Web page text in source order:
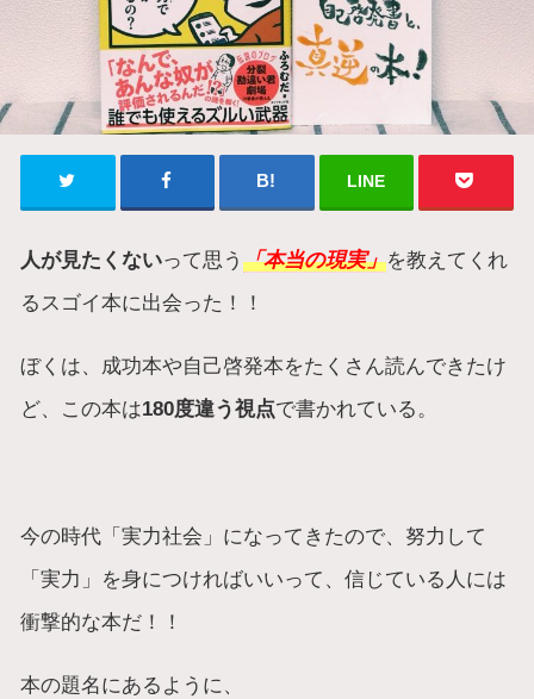
LINE
人が見たくないって思う「本当の現実」を教えてくれ
るスゴイ本に出会った！！
ぼくは、成功本や自己啓発本をたくさん読んできたけ
ど、この本は180度違う視点で書かれている。
今の時代「実力社会」になってきたので、努力して
「実力」を身につければいいって、信じている人には
衝撃的な本だ！！
本の題名にあるように、